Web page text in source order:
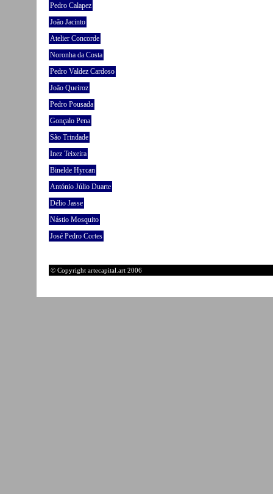
Pedro Calapez
João Jacinto
Atelier Concorde
Noronha da Costa
Pedro Valdez Cardoso
João Queiroz
Pedro Pousada
Gonçalo Pena
São Trindade
Inez Teixeira
Binelde Hyrcan
António Júlio Duarte
Délio Jasse
Nástio Mosquito
José Pedro Cortes
© Copyright artecapital.art 2006